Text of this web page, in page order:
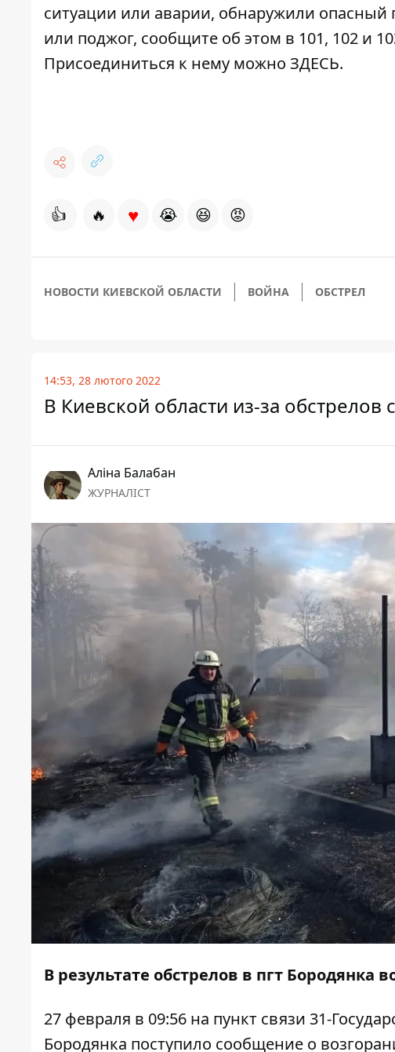
ситуации или аварии, обнаружили опасный
или поджог, сообщите об этом в 101, 102 и
Присоединиться к нему можно ЗДЕСЬ.
👍 🔥 ♥ 😭 😆 😡
НОВОСТИ КИЕВСКОЙ ОБЛАСТИ ВОЙНА ОБСТРЕЛ
14:53, 28 лютого 2022
В Киевской области из-за
Аліна Балабан
ЖУРНАЛІСТ
В результате обстрелов в пгт
27 февраля в 09:56 на пункт связи 31-
Бородянка поступило сообщение о